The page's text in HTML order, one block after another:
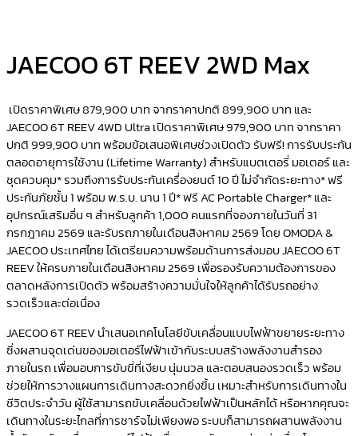
JAECOO 6T REEV 2WD Max
เปิดราคาพิเศษ 879,900 บาท จากราคาปกติ 899,900 บาท และ
JAECOO 6T REEV 4WD Ultra เปิดราคาพิเศษ 979,900 บาท จากราคา
ปกติ 999,900 บาท พร้อมข้อเสนอพิเศษช่วงเปิดตัว รับฟรี! การรับประกัน
ตลอดอายุการใช้งาน (Lifetime Warranty) สำหรับแบตเตอรี่ มอเตอร์ และ
ชุดควบคุม* รวมถึงการรับประกันเครื่องยนต์ 10 ปี ไม่จำกัดระยะทาง* ฟรี
ประกันภัยชั้น 1 พร้อม พ.ร.บ. นาน 1 ปี* ฟรี AC Portable Charger* และ
อุปกรณ์เสริมอื่น ๆ สำหรับลูกค้า 1,000 คนแรกที่จองภายในวันที่ 31
กรกฎาคม 2569 และรับรถภายในเดือนสิงหาคม 2569 โดย OMODA &
JAECOO ประเทศไทย ได้เตรียมความพร้อมด้านการส่งมอบ JAECOO 6T
REEV ให้ครบภายในเดือนสิงหาคม 2569 เพื่อรองรับความต้องการของ
ตลาดหลังการเปิดตัว พร้อมสร้างความมั่นใจให้ลูกค้าได้รับรถอย่าง
รวดเร็วและต่อเนื่อง
JAECOO 6T REEV นำเสนอเทคโนโลยีขับเคลื่อนแบบไฟฟ้าขยายระยะทาง
ซึ่งผสานจุดเด่นของมอเตอร์ไฟฟ้าเข้ากับระบบสร้างพลังงานสำรอง
ภายในรถ เพื่อมอบการขับขี่ที่เงียบ นุ่มนวล และตอบสนองรวดเร็ว พร้อม
ช่วยให้การวางแผนการเดินทางสะดวกยิ่งขึ้น เหมาะสำหรับการเดินทางใน
ชีวิตประจำวัน ผู้ใช้สามารถขับเคลื่อนด้วยไฟฟ้าเป็นหลักได้ หรือหากคุณจะ
เดินทางในระยะไกลที่การชาร์จไม่เพียงพอ ระบบก็สามารถผสานพลังงาน